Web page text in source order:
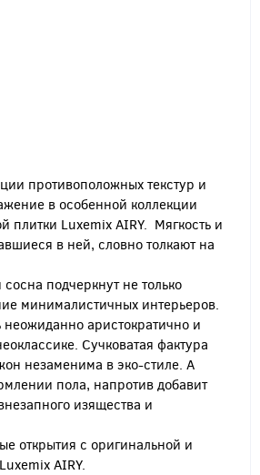
противоположных текстур и
в особенной коллекции
плитки Luxemix AIRY. Мягкость и
в ней, словно толкают на
подчеркнут не только
минималистичных интерьеров.
неожиданно аристократично и
Сучковатая фактура
незаменима в эко-стиле. А
пола, напротив добавит
изящества и
открытия с оригинальной и
AIRY.